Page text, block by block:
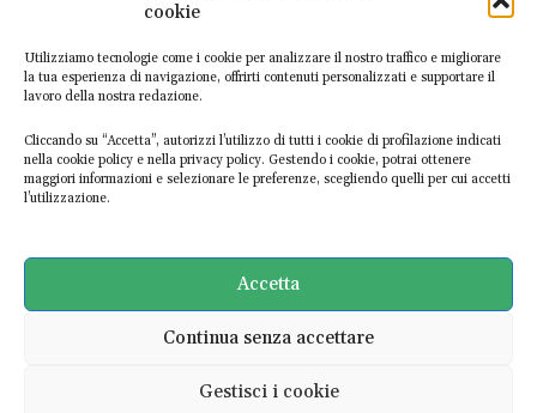
cookie
Utilizziamo tecnologie come i cookie per analizzare il nostro traffico e migliorare
la tua esperienza di navigazione, offrirti contenuti personalizzati e supportare il
lavoro della nostra redazione.
Cliccando su “Accetta”, autorizzi l’utilizzo di tutti i cookie di profilazione indicati
nella cookie policy e nella privacy policy. Gestendo i cookie, potrai ottenere
maggiori informazioni e selezionare le preferenze, scegliendo quelli per cui accetti
l’utilizzazione.
Accetta
Continua senza accettare
Gestisci i cookie
Filiere
amplia gli stoccaggi. Non
escluso incenerimento della
differenziata
EconomiaCircolare.com - 6 Luglio 2026